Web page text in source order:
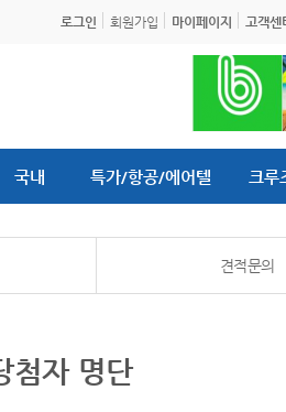
로그인 회원가입 마이페이지 고객센
국내 특가/항공/에어텔 크루
견적문의
첨자 명단